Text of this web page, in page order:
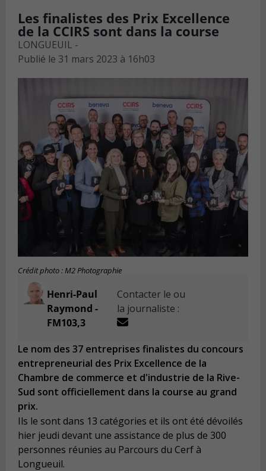
Les finalistes des Prix Excellence
de la CCIRS sont dans la course
LONGUEUIL -
Publié le 31 mars 2023 à 16h03
Crédit photo : M2 Photographie
Henri-Paul
Raymond -
FM103,3
Contacter le ou
la journaliste :
Le nom des 37 entreprises finalistes du concours
entrepreneurial des Prix Excellence de la
Chambre de commerce et d'industrie de la Rive-
Sud sont officiellement dans la course au grand
prix.
Ils le sont dans 13 catégories et ils ont été dévoilés
hier jeudi devant une assistance de plus de 300
personnes réunies au Parcours du Cerf à
Longueuil.